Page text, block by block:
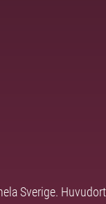
Sverige.